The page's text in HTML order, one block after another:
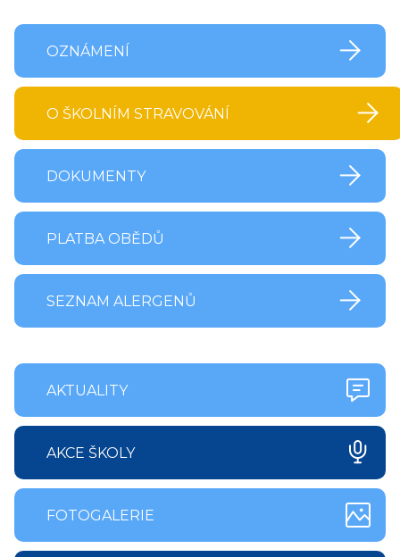
OZNÁMENÍ
O ŠKOLNÍM STRAVOVÁNÍ
DOKUMENTY
PLATBA OBĚDŮ
SEZNAM ALERGENŮ
AKTUALITY
AKCE ŠKOLY
FOTOGALERIE